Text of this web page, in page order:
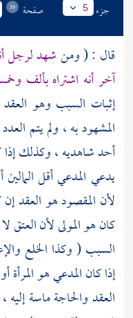
جزء 5 صفحة
قال : ( ومنشهد لرجل
آخر أنه اشتراه بألف
إثبات السبب وهو
المشهود به ، ولم يتم
أحد شاهديه ، وكذلك إذا
يدعي المدعي أقل المالين
لأن المقصود هو العقد
كان هو المولى لأن العتق
السبب ( وكذا الخلع
إذا كان المدعي هو المرأة
العقد والحاجة ماسة